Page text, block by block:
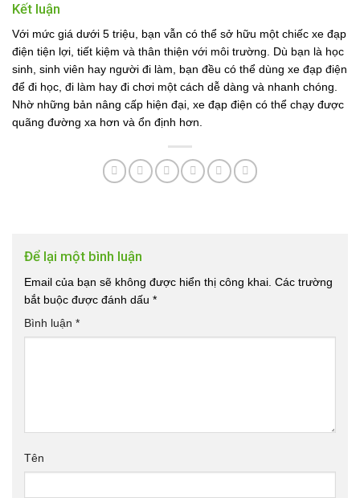
Kết luận
Với mức giá dưới 5 triệu, bạn vẫn có thể sở hữu một chiếc xe đạp
điện tiện lợi, tiết kiệm và thân thiện với môi trường. Dù bạn là học
sinh, sinh viên hay người đi làm, bạn đều có thể dùng xe đạp điện
để đi học, đi làm hay đi chơi một cách dễ dàng và nhanh chóng.
Nhờ những bản nâng cấp hiện đại, xe đạp điện có thể chạy được
quãng đường xa hơn và ổn định hơn.
Để lại một bình luận
Email của bạn sẽ không được hiển thị công khai. Các trường
bắt buộc được đánh dấu *
Bình luận *
Tên